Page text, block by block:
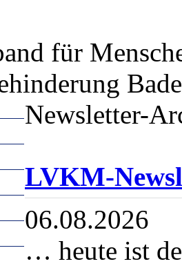
für
Newsletter-
LVKM-
06.08.2026
… heute ist